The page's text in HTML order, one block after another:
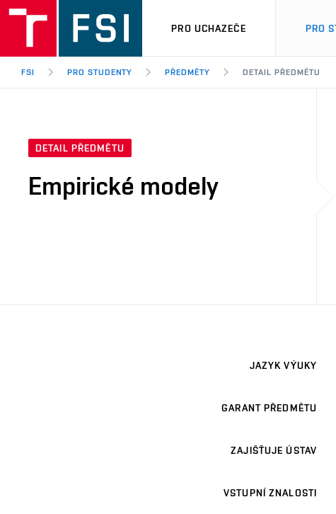
PRO UCHAZEČE PRO
FSI PRO STUDENTY PŘEDMĚTY DETAIL PŘEDMĚTU
DETAIL PŘEDMĚTU
Empirické modely
JAZYK VÝUKY
GARANT PŘEDMĚTU
ZAJIŠŤUJE ÚSTAV
VSTUPNÍ ZNALOSTI